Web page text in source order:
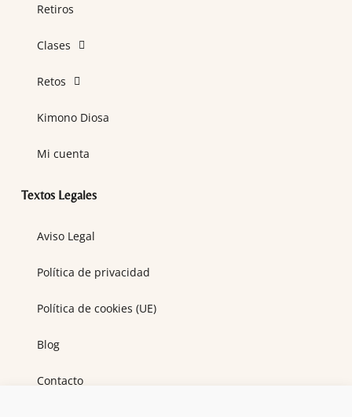
Retiros
Clases
Retos
Kimono Diosa
Mi cuenta
Textos Legales
Aviso Legal
Política de privacidad
Política de cookies (UE)
Blog
Contacto